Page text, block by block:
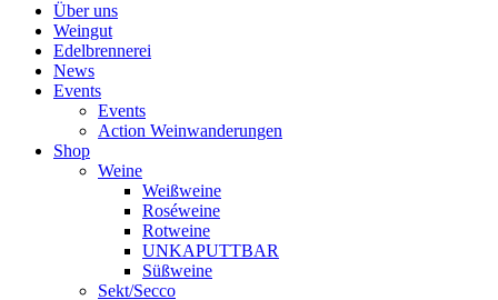
Über uns
Weingut
Edelbrennerei
News
Events
Events
Action Weinwanderungen
Shop
Weine
Weißweine
Roséweine
Rotweine
UNKAPUTTBAR
Süßweine
Sekt/Secco